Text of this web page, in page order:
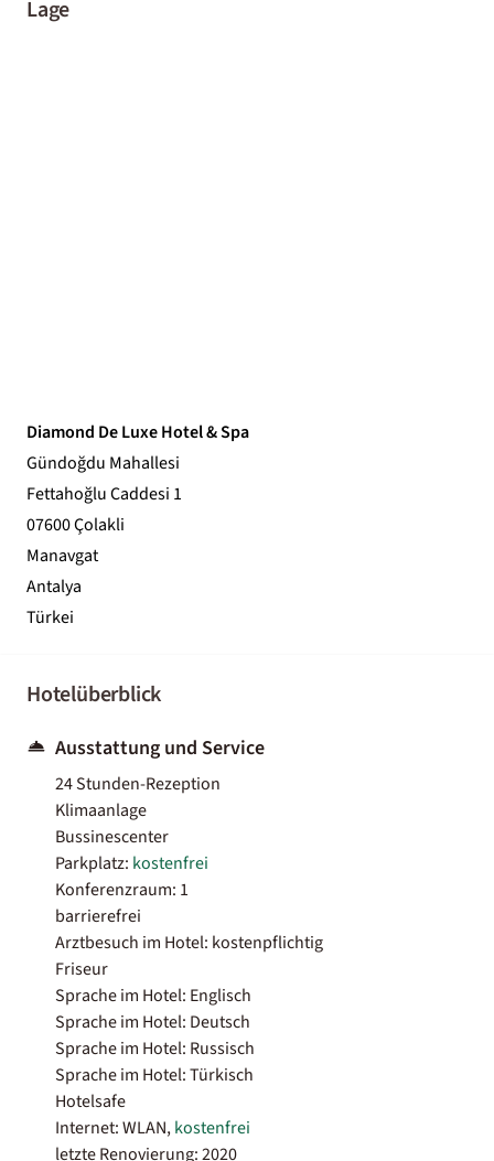
Lage
Diamond De Luxe Hotel & Spa
Gündoğdu Mahallesi
Fettahoğlu Caddesi 1
07600 Çolakli
Manavgat
Antalya
Türkei
Hotelüberblick
Ausstattung und Service
24 Stunden-Rezeption
Klimaanlage
Bussinescenter
Parkplatz: kostenfrei
Konferenzraum: 1
barrierefrei
Arztbesuch im Hotel: kostenpflichtig
Friseur
Sprache im Hotel: Englisch
Sprache im Hotel: Deutsch
Sprache im Hotel: Russisch
Sprache im Hotel: Türkisch
Hotelsafe
Internet: WLAN,kostenfrei
letzte Renovierung: 2020